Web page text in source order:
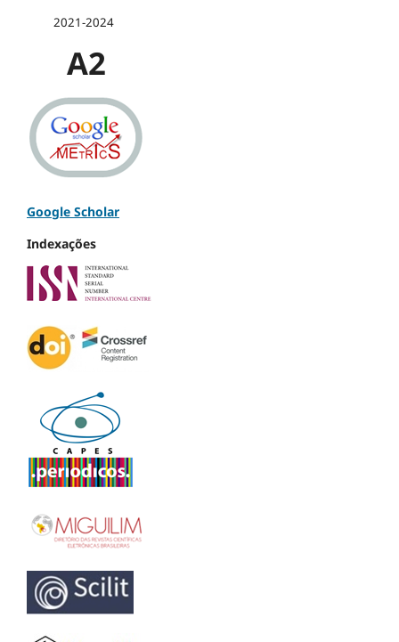
2021-2024
A2
Google Scholar
Indexações